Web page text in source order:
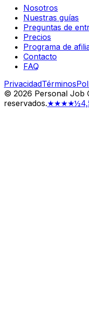
Nosotros
Nuestras guías
Preguntas de
Precios
Programa de
Contacto
FAQ
PrivacidadTérminos
© 2026 Personal Job
reservados.★★★★½